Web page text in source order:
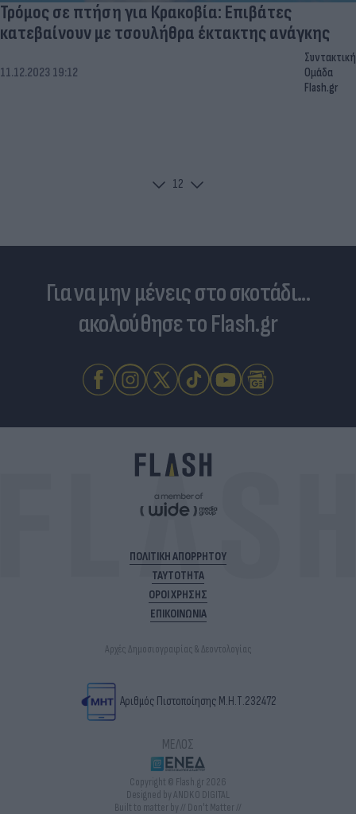
Τρόμος σε πτήση για Κρακοβία: Επιβάτες
κατεβαίνουν με τσουλήθρα έκτακτης ανάγκης
11.12.2023 19:12
Συντακτική
Ομάδα
Flash.gr
12
Για να μην μένεις στο σκοτάδι...
ακολούθησε το Flash.gr
ΠΟΛΙΤΙΚΗ ΑΠΟΡΡΗΤΟΥ
ΤΑΥΤΟΤΗΤΑ
ΟΡΟΙ ΧΡΗΣΗΣ
ΕΠΙΚΟΙΝΩΝΙΑ
Αρχές Δημοσιογραφίας & Δεοντολογίας
Αριθμός Πιστοποίησης Μ.Η.Τ.232472
ΜΕΛΟΣ
Copyright © Flash.gr 2026
Designed by ANDKO DIGITAL
Built to matter by // Don't Matter //